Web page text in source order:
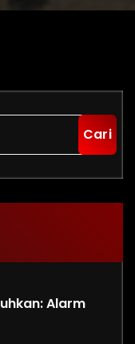
Alarm